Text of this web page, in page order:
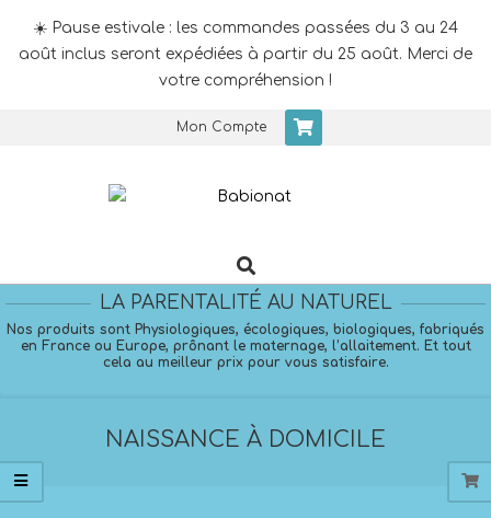
☀️ Pause estivale : les commandes passées du 3 au 24
août inclus seront expédiées à partir du 25 août. Merci de
votre compréhension !
Mon Compte
Navigation
Search
LA PARENTALITÉ AU NATUREL
Nos produits sont Physiologiques, écologiques, biologiques, fabriqués
en France ou Europe, prônant le maternage, l’allaitement. Et tout
cela au meilleur prix pour vous satisfaire.
NAISSANCE À DOMICILE